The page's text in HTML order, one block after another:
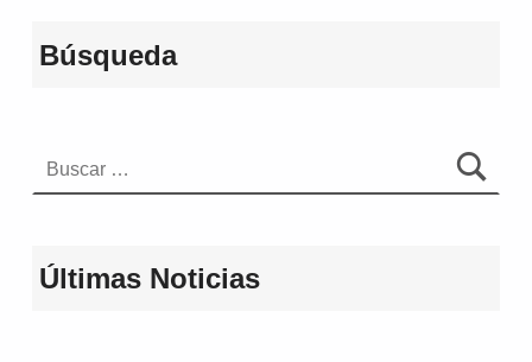
Búsqueda
Últimas Noticias